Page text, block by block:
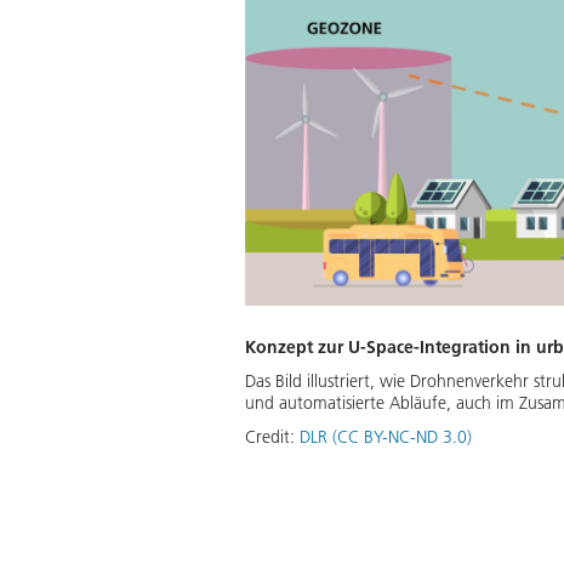
Konzept zur U-Space-Integration in
Das Bild illustriert, wie Drohnenverkehr
und automatisierte Abläufe, auch im
Credit: DLR (CC BY-NC-ND 3.0)